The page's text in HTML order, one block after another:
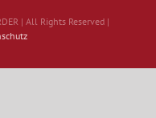
| All Rights Reserved |